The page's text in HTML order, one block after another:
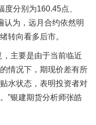
度分别为160.45点、
认为，远月合约依然明
转向看多后市。
主要是由于当前临近
情况下，期现价差有所
水状态，表明投资者对
”银建期货分析师张皓